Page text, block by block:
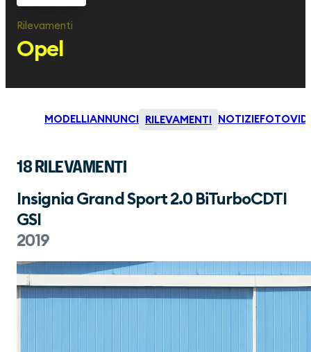
Rilevamenti
Opel
MODELLI ANNUNCI RILEVAMENTI NOTIZIE FOTO
18 RILEVAMENTI
Insignia Grand Sport 2.0 BiTurboCDTI
GSI
2019